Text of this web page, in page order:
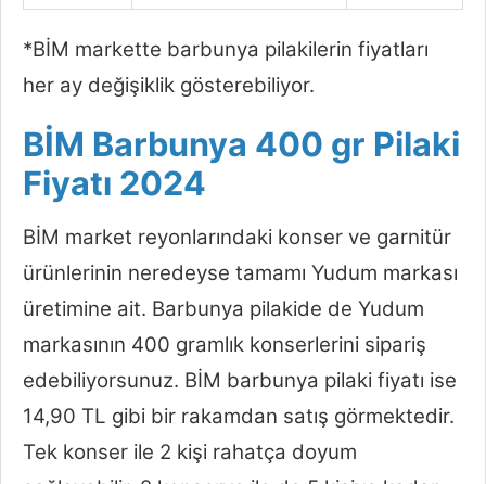
*BİM markette barbunya pilakilerin fiyatları
her ay değişiklik gösterebiliyor.
BİM Barbunya 400 gr Pilaki
Fiyatı 2024
BİM market reyonlarındaki konser ve garnitür
ürünlerinin neredeyse tamamı Yudum markası
üretimine ait. Barbunya pilakide de Yudum
markasının 400 gramlık konserlerini sipariş
edebiliyorsunuz. BİM barbunya pilaki fiyatı ise
14,90 TL gibi bir rakamdan satış görmektedir.
Tek konser ile 2 kişi rahatça doyum